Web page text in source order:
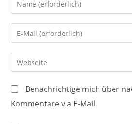
deinen
Namen
oder
Benutzernamen
zum
ein
Gib
deine
E-
Mail-
zum
Kommentieren
Gib
deine
Website-
URL
ein
Benachrichtige mich über
Kommentare via E-Mail.